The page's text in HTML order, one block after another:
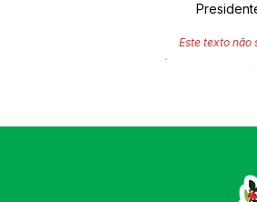
Este texto não